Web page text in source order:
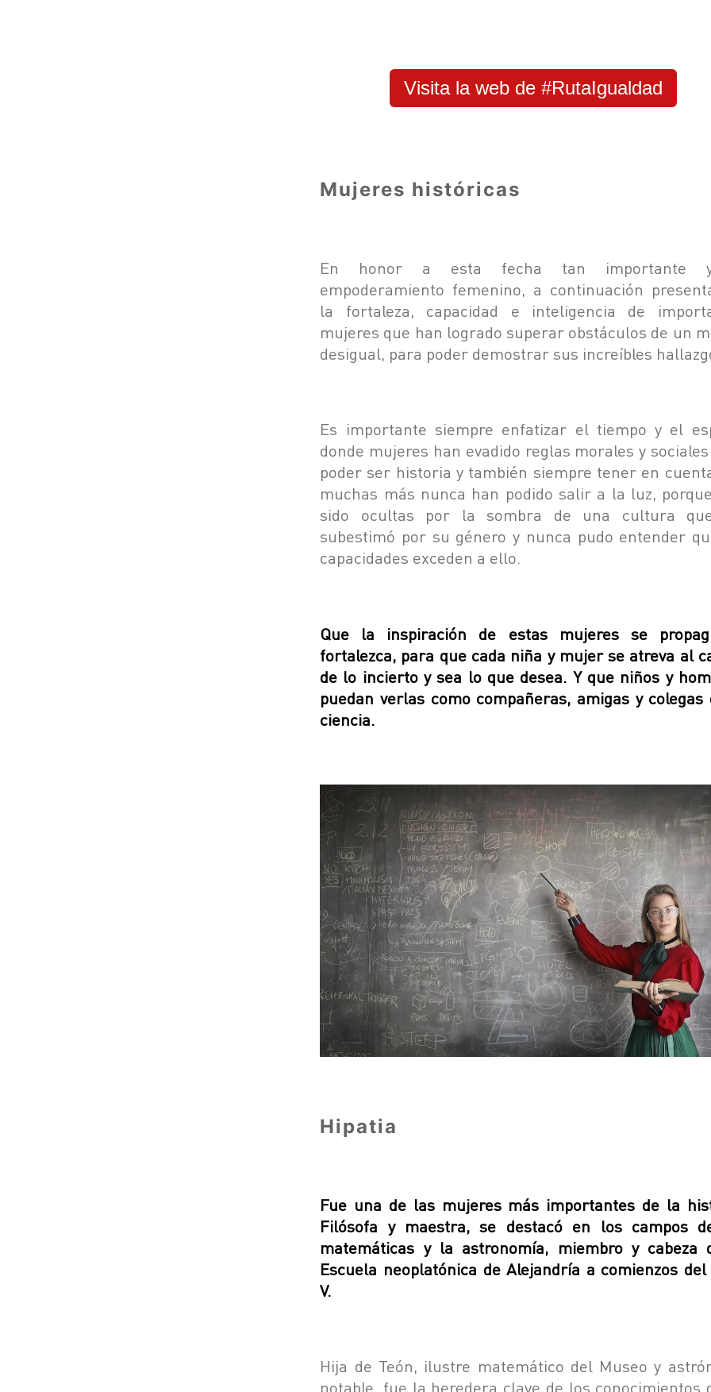
Visita la web de #RutaIgualdad
Mujeres históricas
En honor a esta fecha tan importante
empoderamiento femenino, a continuación
la fortaleza, capacidad e inteligencia de
mujeres que han logrado superar obstáculos de un
desigual, para poder demostrar sus increíbles
Es importante siempre enfatizar el tiempo y el
donde mujeres han evadido reglas morales y
poder ser historia y también siempre tener en
muchas más nunca han podido salir a la luz,
sido ocultas por la sombra de una cultura
subestimó por su género y nunca pudo entender
capacidades exceden a ello.
Que la inspiración de estas mujeres se
fortalezca, para que cada niña y mujer se atreva al
de lo incierto y sea lo que desea. Y que niños y
puedan verlas como compañeras, amigas y colegas
ciencia.
Hipatia
Fue una de las mujeres más importantes de la
Filósofa y maestra, se destacó en los campos
matemáticas y la astronomía, miembro y cabeza
Escuela neoplatónica de Alejandría a comienzos
V.
Hija de Teón, ilustre matemático del Museo y
notable, fue la heredera clave de los conocimientos